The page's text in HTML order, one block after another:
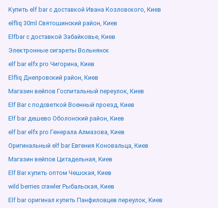
Купить elf bar с доставкой Ивана Козловского, Киев
elfliq 30ml Святошинский район, Киев
Elfbar с доставкой Забайковье, Киев
Электронные сигареты Вольнянск
elf bar elfx pro Чигорина, Киев
Elfliq Днепровский район, Киев
Магазин вейпов Госпитальный переулок, Киев
Elf Bar с подсветкой Военный проезд, Киев
Elf bar дешево Оболонский район, Киев
elf bar elfx pro Генерала Алмазова, Киев
Оригинальный elf bar Евгения Коновальца, Киев
Магазин вейпов Цитадельная, Киев
Elf Bar купить оптом Чешская, Киев
wild berries crawler Рыбальская, Киев
Elf bar оригинал купить Панфиловцев переулок, Киев